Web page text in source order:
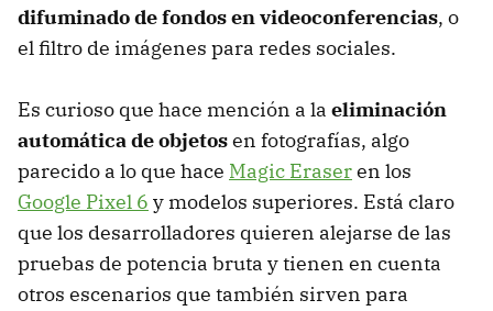
difuminado de fondos en videoconferencias, o
el filtro de imágenes para redes sociales.
Es curioso que hace mención a la eliminación
automática de objetosen fotografías, algo
parecido a lo que hace Magic Eraseren los
Google Pixel 6 y modelos superiores. Está claro
que los desarrolladores quieren alejarse de las
pruebas de potencia bruta y tienen en cuenta
otros escenarios que también sirven para